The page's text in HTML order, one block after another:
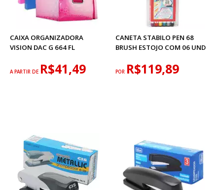
CAIXA ORGANIZADORA
VISION DAC G 664 FL
A PARTIR DE R$41,49
CANETA STABILO PEN 68
BRUSH ESTOJO COM 06 UND
POR R$119,89